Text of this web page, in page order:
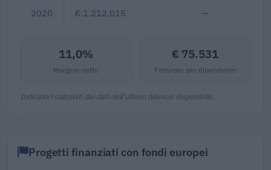
2020 € 1.212.015 —
11,0%
Margine netto
€ 75.531
Fatturato per dipendente
Indicatori calcolati dai dati dell'ultimo bilancio disponibile.
Progetti finanziati con fondi europei